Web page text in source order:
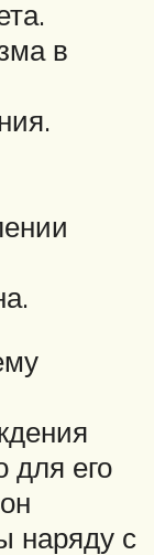
в
для его
наряду с